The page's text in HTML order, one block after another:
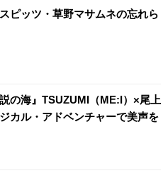
ピッツ・草野マサムネの忘れら
説の海』TSUZUMI（ME:I）×尾上
カル・アドベンチャーで美声を